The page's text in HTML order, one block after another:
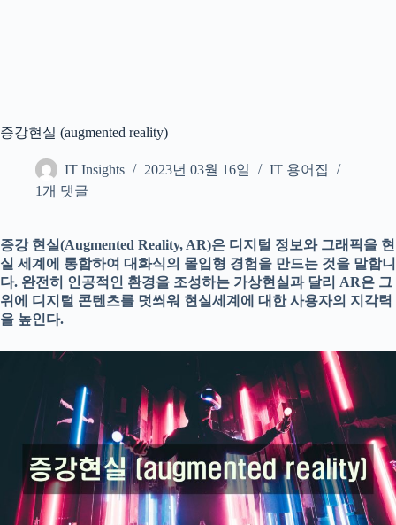
증강현실 (augmented reality)
IT Insights 2023년 03월 16일
IT 용어집
1개 댓글
증강 현실(Augmented Reality, AR)은 디지털 정보와 그래픽을 현
실 세계에 통합하여 대화식의 몰입형 경험을 만드는 것을 말합니
다. 완전히 인공적인 환경을 조성하는 가상현실과 달리 AR은 그
위에 디지털 콘텐츠를 덧씌워 현실세계에 대한 사용자의 지각력
을 높인다.